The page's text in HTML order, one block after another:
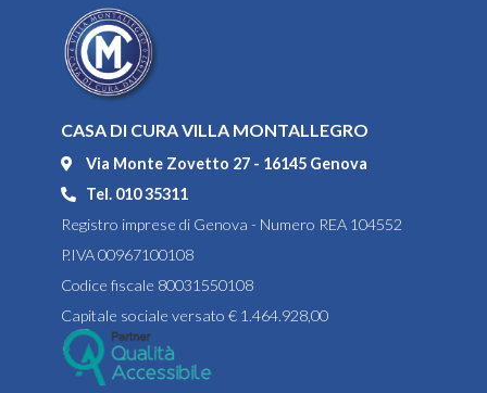
CASA DI CURA VILLA MONTALLEGRO
Via Monte Zovetto 27 - 16145 Genova
Tel. 010 35311
Registro imprese di Genova - Numero REA 104552
P.IVA 00967100108
Codice fiscale 80031550108
Capitale sociale versato € 1.464.928,00